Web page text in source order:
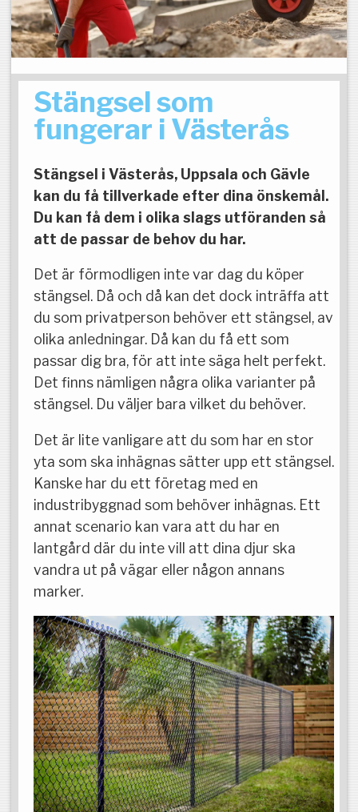
Stängsel som
fungerar i Västerås
Stängsel i Västerås, Uppsala och Gävle
kan du få tillverkade efter dina önskemål.
Du kan få dem i olika slags utföranden så
att de passar de behov du har.
Det är förmodligen inte var dag du köper
stängsel. Då och då kan det dock inträffa att
du som privatperson behöver ett stängsel, av
olika anledningar. Då kan du få ett som
passar dig bra, för att inte säga helt perfekt.
Det finns nämligen några olika varianter på
stängsel. Du väljer bara vilket du behöver.
Det är lite vanligare att du som har en stor
yta som ska inhägnas sätter upp ett stängsel.
Kanske har du ett företag med en
industribyggnad som behöver inhägnas. Ett
annat scenario kan vara att du har en
lantgård där du inte vill att dina djur ska
vandra ut på vägar eller någon annans
marker.